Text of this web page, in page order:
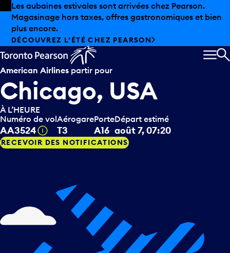
Skip to offers
Passer au contenu principal
Les aubaines estivales sont arrivées chez Pearson.
Magasinage hors taxes, offres gastronomiques et bien
plus encore.
DÉCOUVREZ L’ÉTÉ CHEZ PEARSON
American Airlines partir pour
Chicago, USA
À L’HEURE
Numéro de vol
AA3524 Infobulle
Aérogare
T3
Porte
A16
Départ estimé
août 7, 07:20
RECEVOIR DES NOTIFICATIONS